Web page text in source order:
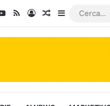
You Tube
RSSAccediArticoli Casuali
Barra laterale